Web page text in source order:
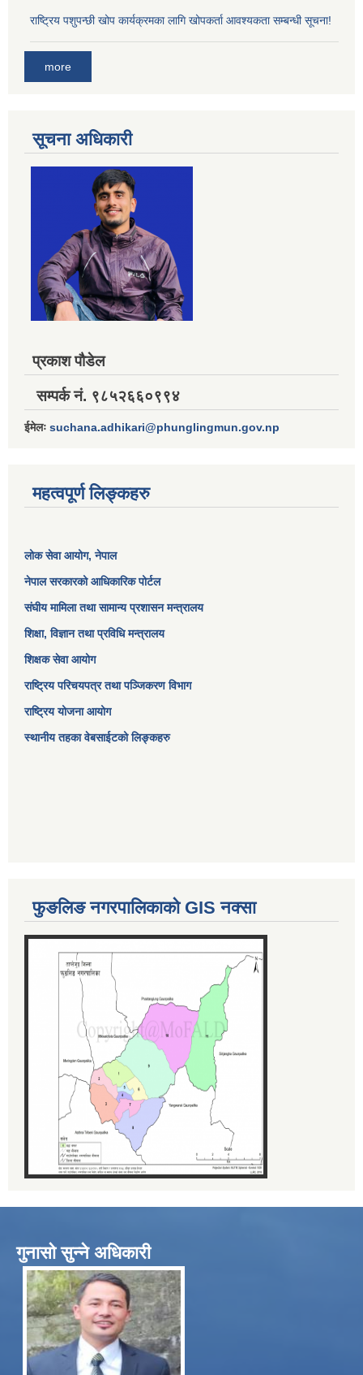
राष्ट्रिय पशुपन्छी खोप कार्यक्रमका लागि खोपकर्ता आवश्यकता सम्बन्धी सूचना!
more
सूचना अधिकारी
प्रकाश पौडेल
सम्पर्क नं. ९८५२६६०९९४
ईमेलः suchana.adhikari@phunglingmun.gov.np
महत्वपूर्ण लिङ्कहरु
लोक सेवा आयोग, नेपाल
नेपाल सरकारको आधिकारिक पोर्टल
संघीय मामिला तथा सामान्य प्रशासन मन्त्रालय
शिक्षा, विज्ञान तथा प्रविधि मन्त्रालय
शिक्षक सेवा आयोग
राष्ट्रिय परिचयपत्र तथा पञ्जिकरण विभाग
राष्ट्रिय योजना आयोग
स्थानीय तहका वेबसाईटको लिङ्कहरु
फुङलिङ नगरपालिकाको GIS नक्सा
गुनासो सुन्ने अधिकारी